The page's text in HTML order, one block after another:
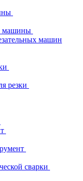
машины
машин
резки
сварки